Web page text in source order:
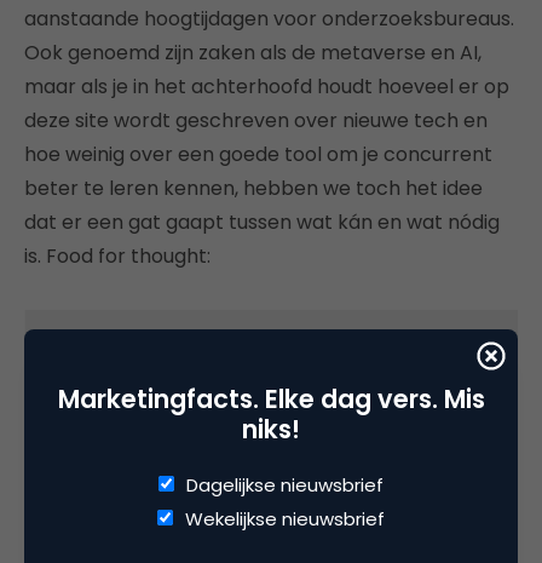
aanstaande hoogtijdagen voor onderzoeksbureaus.
Ook genoemd zijn zaken als de metaverse en AI,
maar als je in het achterhoofd houdt hoeveel er op
deze site wordt geschreven over nieuwe tech en
hoe weinig over een goede tool om je concurrent
beter te leren kennen, hebben we toch het idee
dat er een gat gaapt tussen wat kán en wat nódig
is. Food for thought:
Marketingfacts. Elke dag vers. Mis
niks!
Dagelijkse nieuwsbrief
Wekelijkse nieuwsbrief